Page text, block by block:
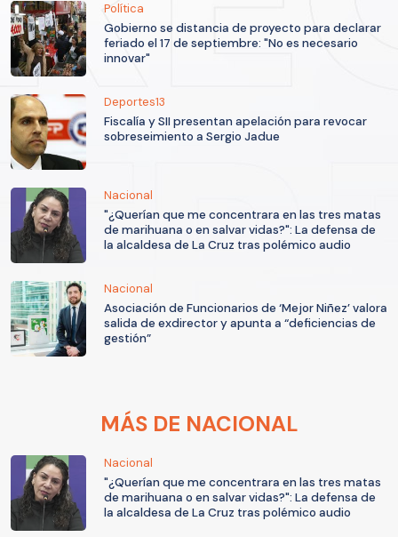
Política
Gobierno se distancia de proyecto para declarar
feriado el 17 de septiembre: "No es necesario
innovar"
Deportes13
Fiscalía y SII presentan apelación para revocar
sobreseimiento a Sergio Jadue
Nacional
"¿Querían que me concentrara en las tres matas
de marihuana o en salvar vidas?": La defensa de
la alcaldesa de La Cruz tras polémico audio
Nacional
Asociación de Funcionarios de ‘Mejor Niñez’ valora
salida de exdirector y apunta a “deficiencias de
gestión”
MÁS DE NACIONAL
Nacional
"¿Querían que me concentrara en las tres matas
de marihuana o en salvar vidas?": La defensa de
la alcaldesa de La Cruz tras polémico audio